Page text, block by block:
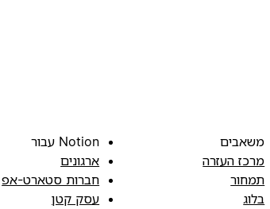
משאבים
מרכז העזרה
תמחור
בלוג
Notion עבור
ארגונים
חברות סטארט-אפ
עסק קטן